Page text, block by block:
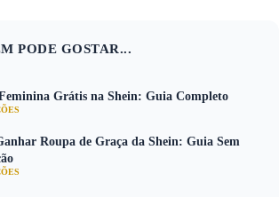
PODE GOSTAR...
Grátis na Shein: Guia Completo
Roupa de Graça da Shein: Guia Sem